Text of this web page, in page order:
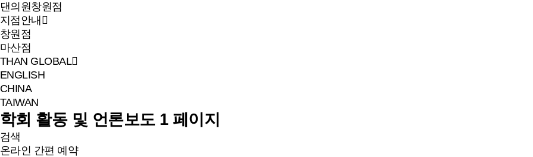
댄의원창원점
지점안내
창원점
마산점
THAN GLOBAL
ENGLISH
CHINA
TAIWAN
학회 활동 및 언론보도 1 페이지
검색
온라인 간편 예약